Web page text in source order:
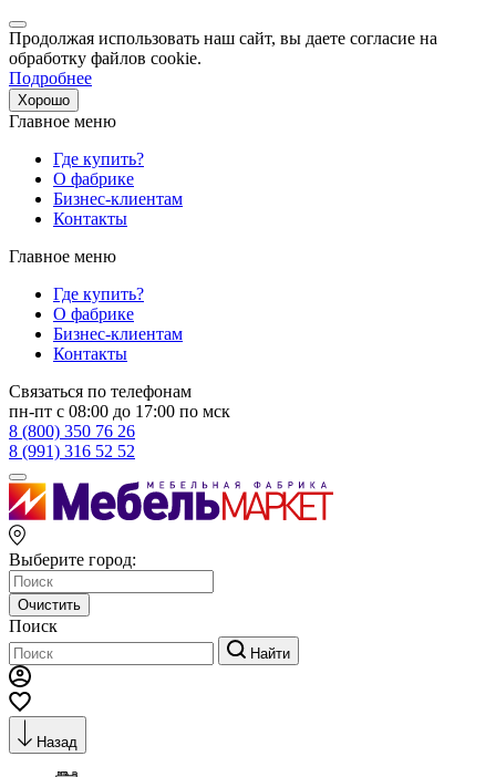
Продолжая использовать наш сайт, вы даете согласие на
обработку файлов cookie.
Подробнее
Хорошо
Главное меню
Где купить?
О фабрике
Бизнес-клиентам
Контакты
Главное меню
Где купить?
О фабрике
Бизнес-клиентам
Контакты
Связаться по телефонам
пн-пт с 08:00 до 17:00 по мск
8 (800) 350 76 26
8 (991) 316 52 52
Выберите город:
Очистить
Поиск
Найти
Назад